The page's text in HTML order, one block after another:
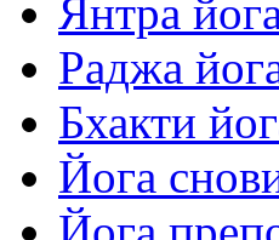
Янтра
Раджа
Бхакти
Йога